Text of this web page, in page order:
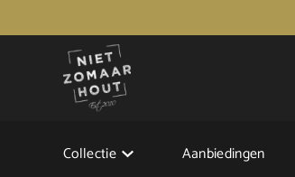
Collectie Aanbiedingen